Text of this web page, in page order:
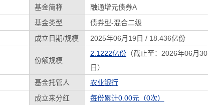
基金简称
融通增元债券A
基金类型
债券型-混合二级
成立日期/规模 2025年06月19日 / 18.436亿份
份额规模
2.1222亿份（截止至：2026年06月30
日）
基金托管人
农业银行
成立来分红
每份累计0.00元（0次）